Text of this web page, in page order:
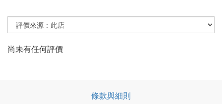
尚未有任何評價
條款與細則